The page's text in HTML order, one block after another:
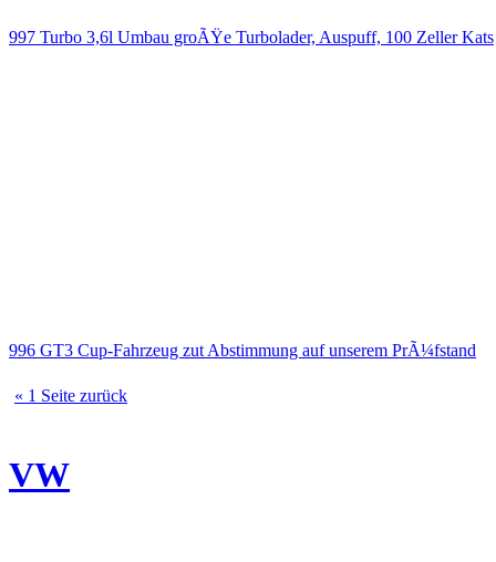
997 Turbo 3,6l Umbau groÃŸe Turbolader, Auspuff, 100 Zeller Kats
996 GT3 Cup-Fahrzeug zut Abstimmung auf unserem PrÃ¼fstand
« 1 Seite zurück
VW